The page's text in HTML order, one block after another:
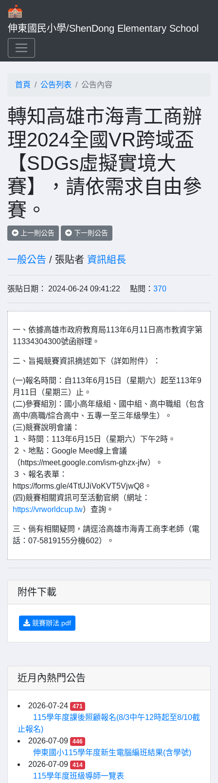
伸東國民小學/ShenDong Elementary School
首頁 公告列表 公告內容
轉知高雄市海青工商辦
理2024全國VR跨域盃
【SDGs虛擬實境大
賽】，請依需求自由參
賽。
上一則公告 下一則公告
一般公告 / 張貼者 資訊組長
張貼日期： 2024-06-24 09:41:22 點閱： 370
一、依據高雄市政府教育局113年6月11日高市教資字第
11334304300號函辦理。
二、旨揭競賽資訊摘述如下（詳如附件）：
(一)報名時間：自113年6月15日（星期六）起至113年9
月11日（星期三）止。
(二)參賽組別：國小高年級組、國中組、高中職組（包含
高中/高職/綜合高中、五專一至三年級學生）。
(三)競賽說明會議：
１、時間：113年6月15日（星期六）下午2時。
２、地點：Google Meet線上會議
（https://meet.google.com/ism-ghzx-jfw）。
３、報名表單：
https://forms.gle/4TtUJiVoKVT5VjwQ8。
(四)競賽相關資訊可至活動官網（網址：
https://vrworldcup.tw）查詢。
三、倘有相關疑問，請逕洽高雄市海青工商李老師（電
話：07-5819155分機602）。
附件下載
競賽辦法.pdf
近月內熱門公告
2026-07-24 471
115學年度課後照顧報名(8/3中午12時起至8/10截
止報名)
2026-07-09
446
伸東國小115學年度新生電腦編班結果(含學號)
2026-07-09
414
115學年度班級導師一覽表